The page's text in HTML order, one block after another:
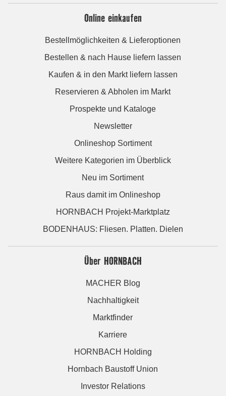
Online einkaufen
Bestellmöglichkeiten & Lieferoptionen
Bestellen & nach Hause liefern lassen
Kaufen & in den Markt liefern lassen
Reservieren & Abholen im Markt
Prospekte und Kataloge
Newsletter
Onlineshop Sortiment
Weitere Kategorien im Überblick
Neu im Sortiment
Raus damit im Onlineshop
HORNBACH Projekt-Marktplatz
BODENHAUS: Fliesen. Platten. Dielen
Über HORNBACH
MACHER Blog
Nachhaltigkeit
Marktfinder
Karriere
HORNBACH Holding
Hornbach Baustoff Union
Investor Relations